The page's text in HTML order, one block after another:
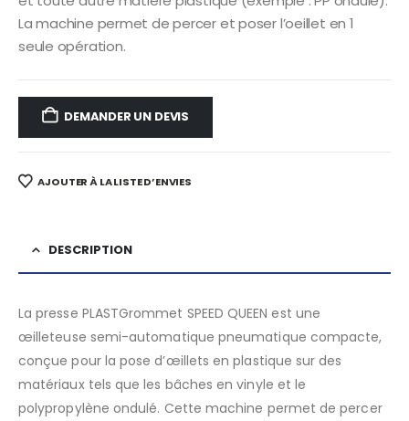
La machine permet de percer et poser l’oeillet en 1
seule opération.
DEMANDER UN DEVIS
AJOUTER À LA LISTE D’ENVIES
DESCRIPTION
La presse PLASTGrommet SPEED QUEEN est une
œilleteuse semi-automatique pneumatique compacte,
conçue pour la pose d’œillets en plastique sur des
matériaux tels que les bâches en vinyle et le
polypropylène ondulé. Cette machine permet de percer